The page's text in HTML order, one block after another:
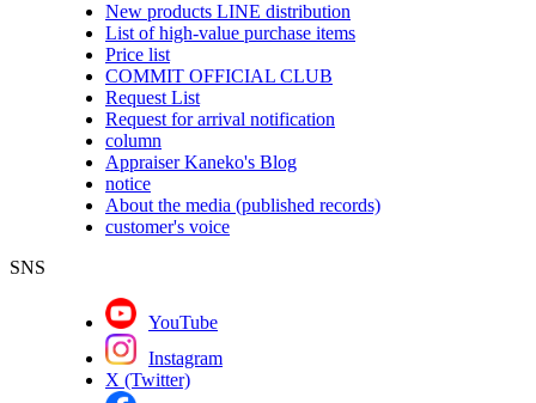
New products LINE distribution
List of high-value purchase items
Price list
COMMIT OFFICIAL CLUB
Request List
Request for arrival notification
column
Appraiser Kaneko's Blog
notice
About the media (published records)
customer's voice
SNS
YouTube
Instagram
X (Twitter)